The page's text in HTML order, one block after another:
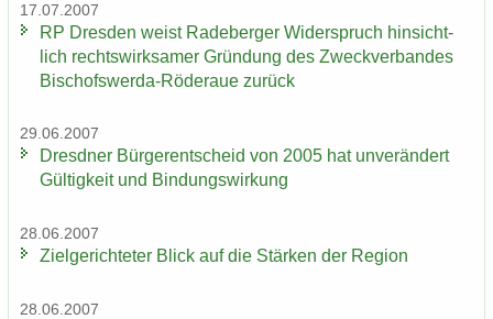
17.07.2007
RP Dres­den weist Ra­de­ber­ger Wi­der­spruch hin­sicht­
lich rechts­wirk­sa­mer Grün­dung des Zweck­ver­ban­des
Bischofswerda-​Röderaue zu­rück
29.06.2007
Dresd­ner Bür­ger­ent­scheid von 2005 hat un­ver­än­dert
Gül­tig­keit und Bin­dungs­wir­kung
28.06.2007
Ziel­ge­rich­te­ter Blick auf die Stär­ken der Re­gi­on
28.06.2007